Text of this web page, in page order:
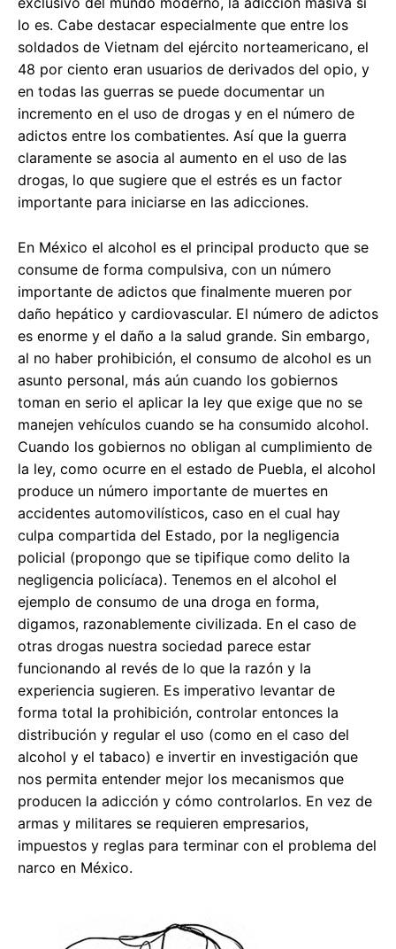
lo es. Cabe destacar especialmente que entre los
soldados de Vietnam del ejército norteamericano, el
48 por ciento eran usuarios de derivados del opio, y
en todas las guerras se puede documentar un
incremento en el uso de drogas y en el número de
adictos entre los combatientes. Así que la guerra
claramente se asocia al aumento en el uso de las
drogas, lo que sugiere que el estrés es un factor
importante para iniciarse en las adicciones.
En México el alcohol es el principal producto que se
consume de forma compulsiva, con un número
importante de adictos que finalmente mueren por
daño hepático y cardiovascular. El número de adictos
es enorme y el daño a la salud grande. Sin embargo,
al no haber prohibición, el consumo de alcohol es un
asunto personal, más aún cuando los gobiernos
toman en serio el aplicar la ley que exige que no se
manejen vehículos cuando se ha consumido alcohol.
Cuando los gobiernos no obligan al cumplimiento de
la ley, como ocurre en el estado de Puebla, el alcohol
produce un número importante de muertes en
accidentes automovilísticos, caso en el cual hay
culpa compartida del Estado, por la negligencia
policial (propongo que se tipifique como delito la
negligencia policíaca). Tenemos en el alcohol el
ejemplo de consumo de una droga en forma,
digamos, razonablemente civilizada. En el caso de
otras drogas nuestra sociedad parece estar
funcionando al revés de lo que la razón y la
experiencia sugieren. Es imperativo levantar de
forma total la prohibición, controlar entonces la
distribución y regular el uso (como en el caso del
alcohol y el tabaco) e invertir en investigación que
nos permita entender mejor los mecanismos que
producen la adicción y cómo controlarlos. En vez de
armas y militares se requieren empresarios,
impuestos y reglas para terminar con el problema del
narco en México.